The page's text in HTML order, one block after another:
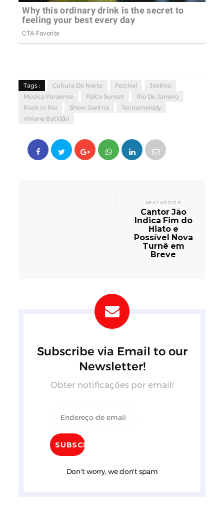
Tags : Cultura Do Norte Festival
Joelma
Música Paraense
Palco Sunset
Rio De Janeiro
Rock In Rio
Show Joelma
Tecnomelody
Viviane Batidão
NEXT ARTICLE
Cantor Jão
Indica Fim do
Hiato e
Possível Nova
Turnê em
Breve
Subscribe via Email to our
Newsletter!
Obter notificações por email!
Don't worry, we don't spam